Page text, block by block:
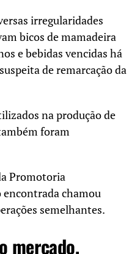
irregularidades
bicos de mamadeira
e bebidas vencidas há
de remarcação da
na produção de
foram
Promotoria
encontrada chamou
semelhantes.
mercado,